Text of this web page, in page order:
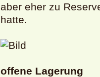
aber eher zu
hatte.
offene Lagerung